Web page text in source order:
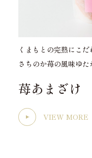
くまもとの完熟にこだ
さちのか苺の風味ゆた
苺あまざけ
VIEW MORE